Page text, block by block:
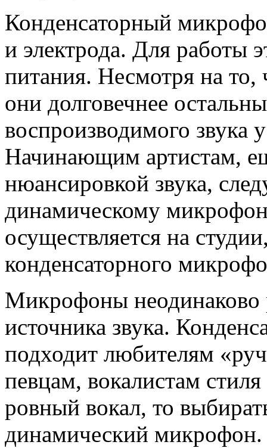
Конденсаторный
и электрода. Для работы
питания. Несмотря на
они долговечнее
воспроизводимого звука
Начинающим артистам,
нюансировкой звука,
динамическому
осуществляется на
конденсаторного
Микрофоны неодинаково
источника звука.
подходит любителям
певцам, вокалистам
ровный вокал, то
динамический микрофон.